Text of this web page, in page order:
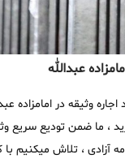
عبدالله
وثیقه در امامزاده
، ما ضمن تودیع سریع
آزادی ، تلاش میکنیم